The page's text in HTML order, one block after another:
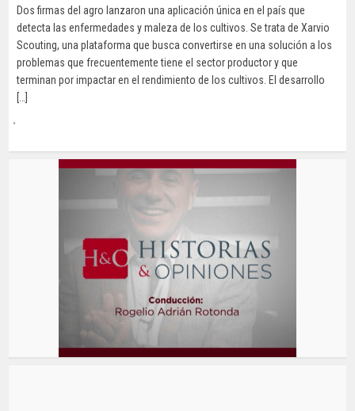
Dos firmas del agro lanzaron una aplicación única en el país que
detecta las enfermedades y maleza de los cultivos. Se trata de Xarvio
Scouting, una plataforma que busca convertirse en una solución a los
problemas que frecuentemente tiene el sector productor y que
terminan por impactar en el rendimiento de los cultivos. El desarrollo
[…]